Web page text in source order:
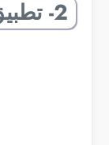
2- تطبيق